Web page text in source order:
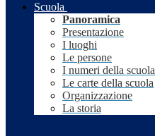
Scuola
Panoramica
Presentazione
I luoghi
Le persone
I numeri della scuola
Le carte della scuola
Organizzazione
La storia